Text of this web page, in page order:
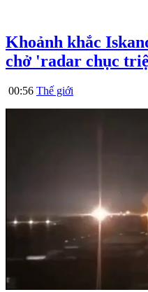
Khoảnh khắc
chở 'radar chục
00:56 Thế giới